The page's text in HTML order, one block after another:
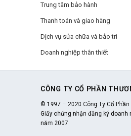
Trung tâm bảo hành
Thanh toán và giao hàng
Dịch vụ sửa chữa và bảo trì
Doanh nghiệp thân thiết
CÔNG TY CỔ PHẦN
© 1997 – 2020 Công Ty Cổ
Giấy chứng nhận đăng ký doanh
năm 2007